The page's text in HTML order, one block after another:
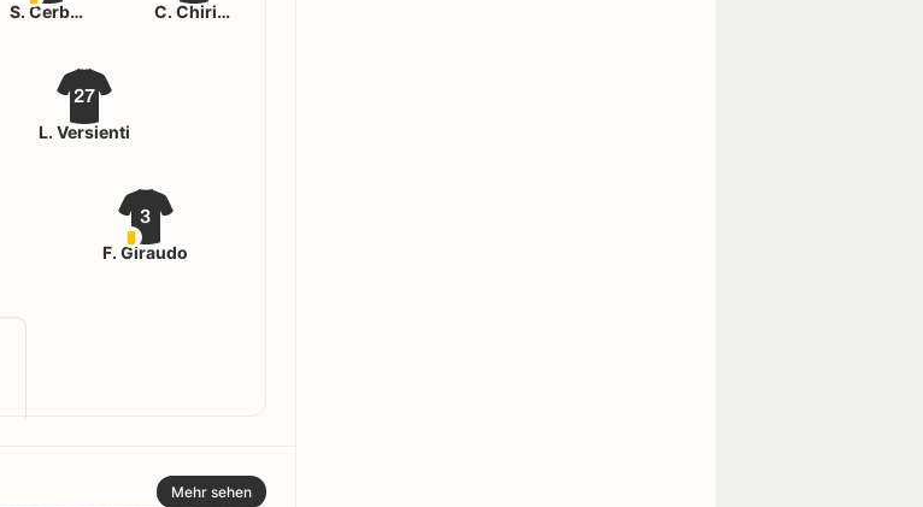
3
F. Giraudo
27
L. Versienti
S. Cerbone
C. Chiricò
Mehr sehen